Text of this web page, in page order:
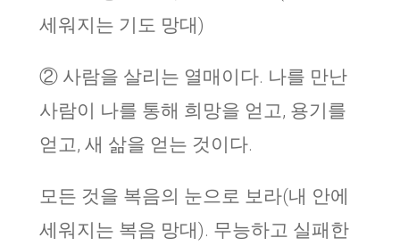
세워지는 기도 망대)
② 사람을 살리는 열매이다. 나를 만난
사람이 나를 통해 희망을 얻고, 용기를
얻고, 새 삶을 얻는 것이다.
모든 것을 복음의 눈으로 보라(내 안에
세워지는 복음 망대). 무능하고 실패한